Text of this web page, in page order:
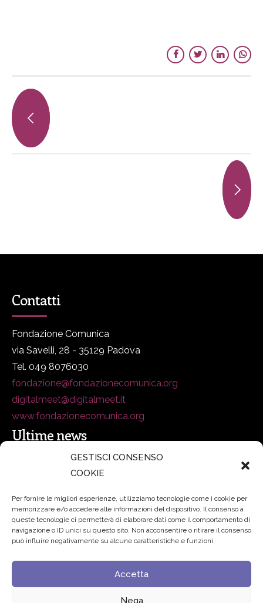
GESTISCI CONSENSO
COOKIE
Per fornire le migliori esperienze, utilizziamo tecnologie come i cookie per
memorizzare e/o accedere alle informazioni del dispositivo. Il consenso a
queste tecnologie ci permetterà di elaborare dati come il comportamento di
navigazione o ID unici su questo sito. Non acconsentire o ritirare il consenso
può influire negativamente su alcune caratteristiche e funzioni.
Accetta
Nega
Contatti
Fondazione Comunica
via Savelli, 28 - 35129 Padova
Tel. 049 8076030
fondazione@fondazionecomunica.org
digitalmeet@digitalmeet.it
www.fondazionecomunica.org
Ultime news
secsolutionforum 2026: è Bologna la nuova capitale
Padre Benanti: «Intelligenza artificiale? Contro i nuovi
algoritmi del potere serve una governance condivisa»
Edvance – Digital Education Hub Higher Education